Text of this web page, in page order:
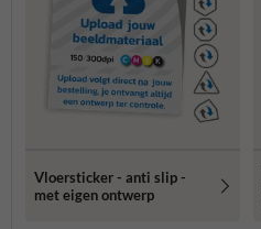
Vloersticker - anti slip -
met eigen ontwerp